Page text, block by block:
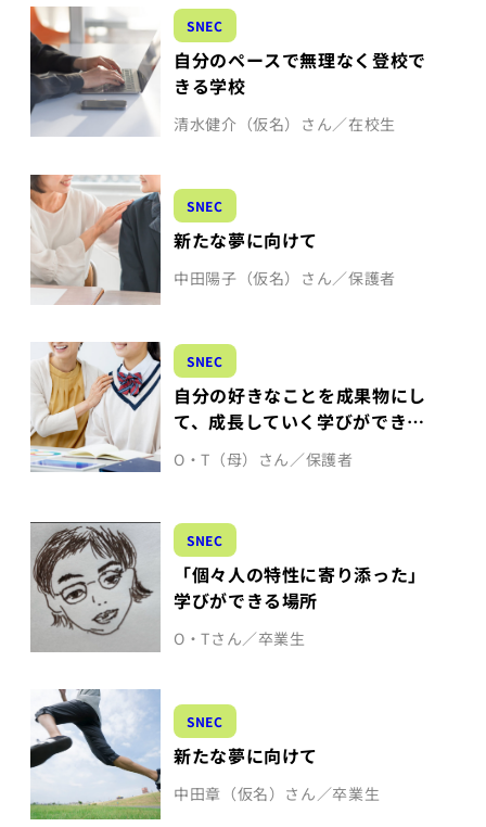
SNEC
自分のペースで無理なく登校で
きる学校
清水健介（仮名）さん／在校生
SNEC
新たな夢に向けて
中田陽子（仮名）さん／保護者
SNEC
自分の好きなことを成果物にし
て、成長していく学びができて
いた
O・T（母）さん／保護者
SNEC
「個々人の特性に寄り添った」
学びができる場所
O・Tさん／卒業生
SNEC
新たな夢に向けて
中田章（仮名）さん／卒業生